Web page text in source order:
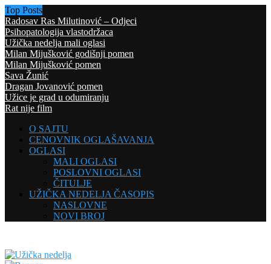
Top Posts
Radosav Ras Milutinović – Odjeci
Psihopatologija vlastodržaca
Užička nedelja mali oglasi
Milan Mijušković godišnji pomen
Milan Mijušković pomen
Sava Žunić
Dragan Jovanović pomen
Užice je grad u odumiranju
Rat nije film
O SAJTU
CENOVNIK OGLAŠAVANJA
OGLASI
MALI OGLASI
POSLOVNI OGLASI
ČITULJE
UŽIČKA NEDELJA ČASOPIS
NASLOVNE
NOVI BROJ